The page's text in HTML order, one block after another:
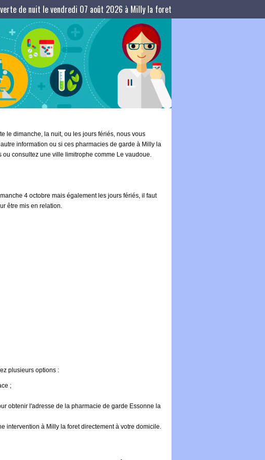
de nuit le vendredi 07 août 2026 à Milly la foret
le dimanche, la nuit, ou les jours fériés, nous vous
information ou si ces pharmacies de garde à Milly la
consultez une ville limitrophe comme Le vaudoue.
4 octobre mais également les jours fériés, il faut
être mis en relation.
plusieurs options :
;
obtenir l'adresse de la pharmacie de garde Essonne la
intervention à Milly la foret directement à votre domicile.